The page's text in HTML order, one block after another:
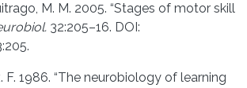
M. M. 2005. “Stages of motor skill
32:205–16. DOI:
F. 1986. “The neurobiology of learning